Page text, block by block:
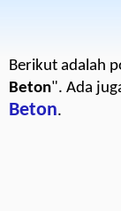
Berikut adalah
Beton". Ada
Beton.